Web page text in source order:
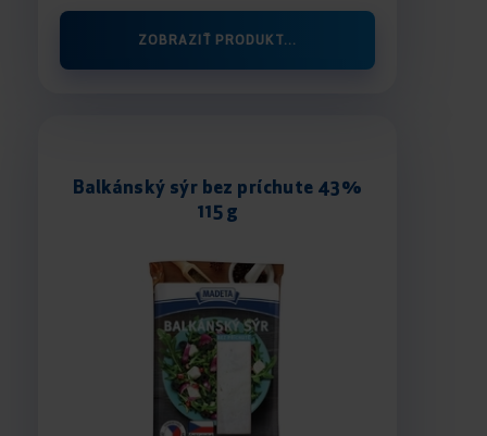
ZOBRAZIŤ PRODUKT...
Balkánský sýr bez príchute 43%
115 g